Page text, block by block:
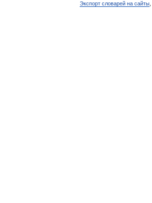
Экспорт словарей на сайты